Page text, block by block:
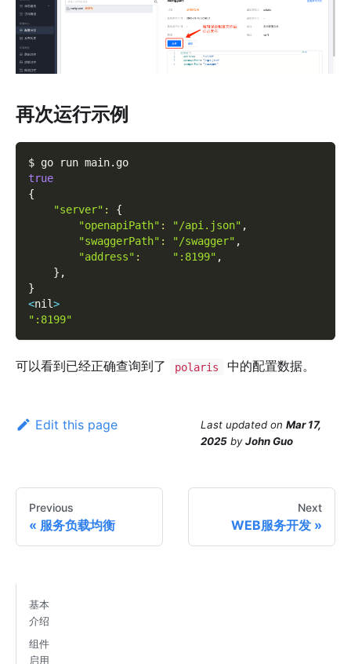
再次运行示例
$ go run main.go
true
{
"server" :
{
"openapiPath" : "/api.json" ,
"swaggerPath" : "/swagger" ,
"address" : ":8199" ,
} ,
}
<nil>
":8199"
可以看到已经正确查询到了 polaris 中的配置数据。
Edit this page Last updated on Mar 17,
2025 byJohn Guo
Previous
服务负载均衡
Next
WEB服务开发
基本
介绍
组件
启用